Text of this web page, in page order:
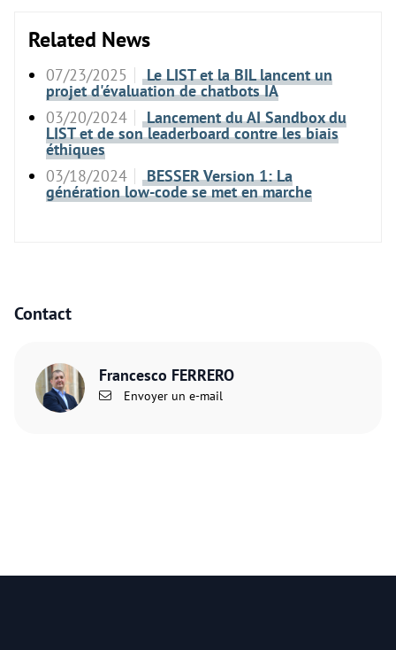
Contact
Francesco FERRERO
Envoyer un e-mail
Related News
07/23/2025 Le LIST et la BIL lancent un
projet d'évaluation de chatbots IA
03/20/2024
Lancement du AI Sandbox du
LIST et de son leaderboard contre les biais
éthiques
03/18/2024
BESSER Version 1: La
génération low-code se met en marche